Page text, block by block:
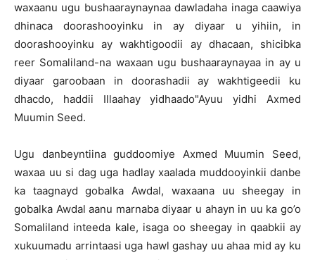
waxaanu ugu bushaaraynaynaa dawladaha inaga caawiya
dhinaca doorashooyinku in ay diyaar u yihiin, in
doorashooyinku ay wakhtigoodii ay dhacaan, shicibka
reer Somaliland-na waxaan ugu bushaaraynayaa in ay u
diyaar garoobaan in doorashadii ay wakhtigeedii ku
dhacdo, haddii Illaahay yidhaado"Ayuu yidhi Axmed
Muumin Seed.
Ugu danbeyntiina guddoomiye Axmed Muumin Seed,
waxaa uu si dag uga hadlay xaalada muddooyinkii danbe
ka taagnayd gobalka Awdal, waxaana uu sheegay in
gobalka Awdal aanu marnaba diyaar u ahayn in uu ka go’o
Somaliland inteeda kale, isaga oo sheegay in qaabkii ay
xukuumadu arrintaasi uga hawl gashay uu ahaa mid ay ku